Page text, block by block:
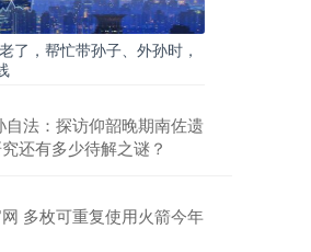
了，帮忙带孙子、外孙时，
自法：探访仰韶晚期南佐遗
还有多少待解之谜？
多枚可重复使用火箭今年